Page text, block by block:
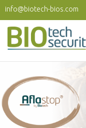
Pasar al contenido principal
info@biotech-bios.com